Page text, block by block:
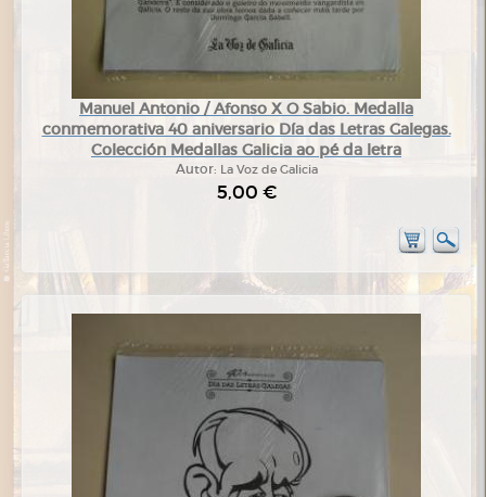
Manuel Antonio / Afonso X O Sabio. Medalla
conmemorativa 40 aniversario Día das Letras Galegas.
Colección Medallas Galicia ao pé da letra
Autor: La Voz de Galicia
5,00 €